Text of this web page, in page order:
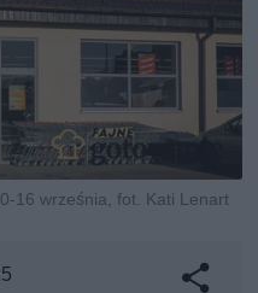
16 września, fot. Kati Lenart